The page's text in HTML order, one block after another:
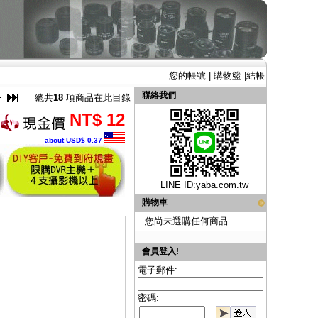
您的帳號 購物籃 結帳
總共18 項商品在此目錄
NT$ 12
about USD$ 0.37
聯絡我們
LINE ID:yaba.com.tw
購物車
您尚未選購任何商品.
會員登入!
電子郵件:
密碼: